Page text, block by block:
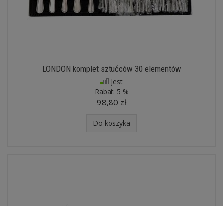
LONDON komplet sztućców 30 elementów
Jest
Rabat: 5 %
98,80 zł
Do koszyka